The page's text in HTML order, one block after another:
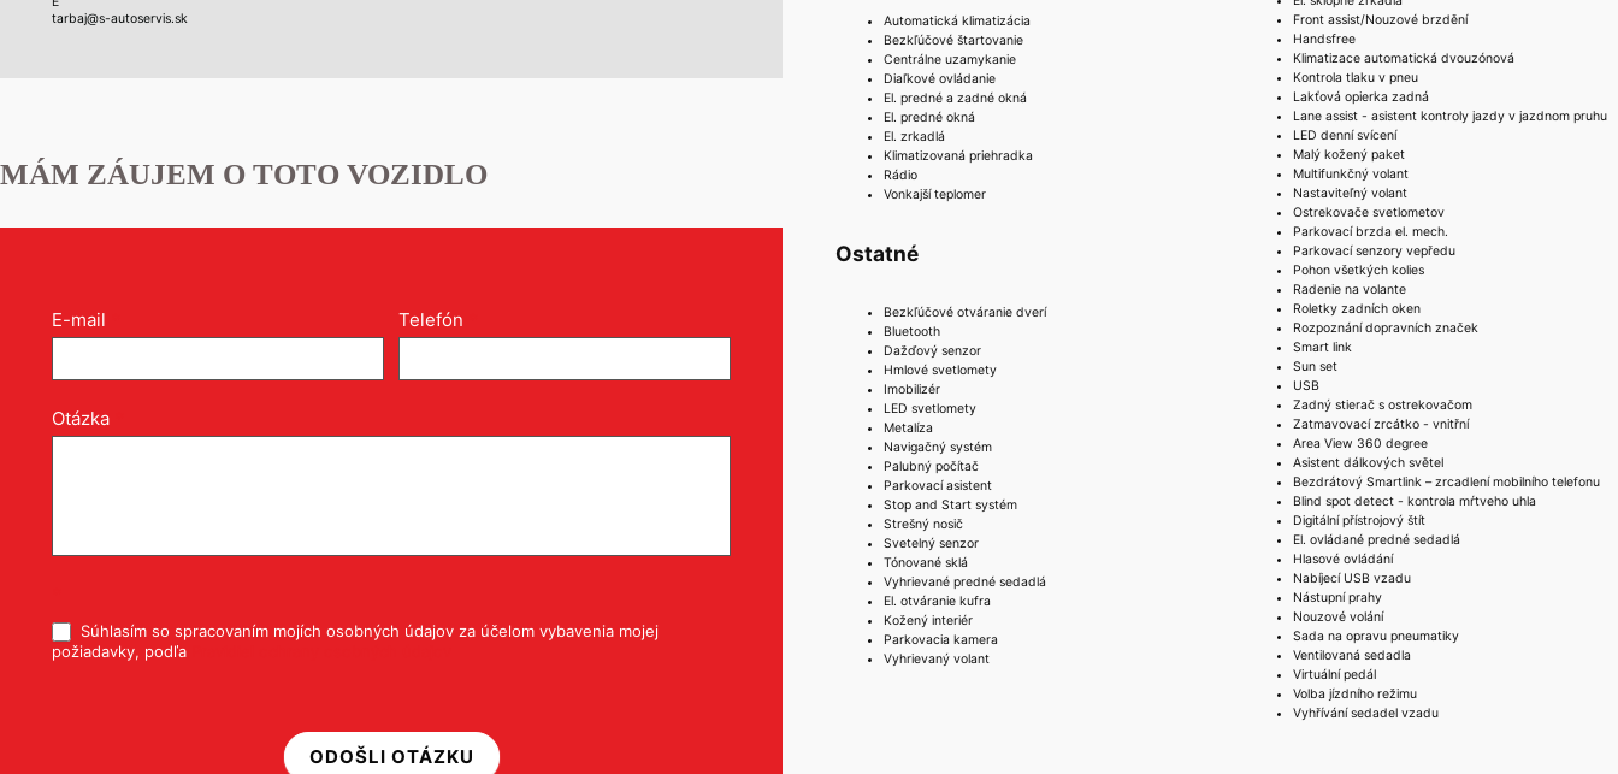
tarbaj@s-autoservis.sk
MÁM ZÁUJEM O TOTO VOZIDLO
Kontakt
formulár
E-mail Telefón
Otázka
Súhlasím so spracovaním mojích osobných údajov za účelom vybavenia mojej
požiadavky, podľa
ODOŠLI OTÁZKU
Automatická klimatizácia
Bezkľúčové štartovanie
Centrálne uzamykanie
Diaľkové ovládanie
El. predné a zadné okná
El. predné okná
El. zrkadlá
Klimatizovaná priehradka
Rádio
Vonkajší teplomer
Ostatné
Bezkľúčové otváranie dverí
Bluetooth
Dažďový senzor
Hmlové svetlomety
Imobilizér
LED svetlomety
Metalíza
Navigačný systém
Palubný počítač
Parkovací asistent
Stop and Start systém
Strešný nosič
Svetelný senzor
Tónované sklá
Vyhrievané predné sedadlá
El. otváranie kufra
Kožený interiér
Parkovacia kamera
Vyhrievaný volant
Front assist/Nouzové brzdění
Handsfree
Klimatizace automatická dvouzónová
Kontrola tlaku v pneu
Lakťová opierka zadná
Lane assist - asistent kontroly jazdy v jazdnom pruhu
LED denní svícení
Malý kožený paket
Multifunkčný volant
Nastaviteľný volant
Ostrekovače svetlometov
Parkovací brzda el. mech.
Parkovací senzory vepředu
Pohon všetkých kolies
Radenie na volante
Roletky zadních oken
Rozpoznání dopravních značek
Smart link
Sun set
USB
Zadný stierač s ostrekovačom
Zatmavovací zrcátko - vnitřní
Area View 360 degree
Asistent dálkových světel
Bezdrátový Smartlink – zrcadlení mobilního telefonu
Blind spot detect - kontrola mŕtveho uhla
Digitální přístrojový štít
El. ovládané predné sedadlá
Hlasové ovládání
Nabíjecí USB vzadu
Nástupní prahy
Nouzové volání
Sada na opravu pneumatiky
Ventilovaná sedadla
Virtuální pedál
Volba jízdního režimu
Vyhřívání sedadel vzadu